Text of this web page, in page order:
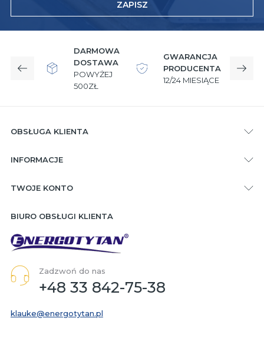
ZAPISZ
DARMOWA
DOSTAWA
POWYŻEJ
500ZŁ
GWARANCJA
PRODUCENTA
12/24 MIESIĄCE
Poprzedni
OBSŁUGA KLIENTA
INFORMACJE
TWOJE KONTO
BIURO OBSŁUGI KLIENTA
Zadzwoń do nas
+48 33 842-75-38
klauke@energotytan.pl